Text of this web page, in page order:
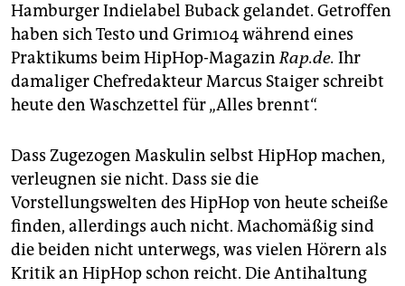
Hamburger Indielabel Buback gelandet. Getroffen
haben sich Testo und Grim104 während eines
Praktikums beim HipHop-MagazinRap.de. Ihr
damaliger Chefredakteur Marcus Staiger schreibt
heute den Waschzettel für „Alles brennt“.
Dass Zugezogen Maskulin selbst HipHop machen,
verleugnen sie nicht. Dass sie die
Vorstellungswelten des HipHop von heute scheiße
finden, allerdings auch nicht. Machomäßig sind
die beiden nicht unterwegs, was vielen Hörern als
Kritik an HipHop schon reicht. Die Antihaltung